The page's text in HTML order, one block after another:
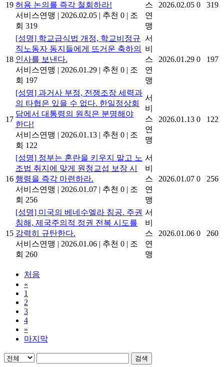
19 허용 논의를 즉각 철회하라!
서비스연맹 | 2026.02.05 | 추천 0 | 조
회 319
스
연
맹
2026.02.05 0 319
18
[성명] 학교급식법 개정, 학교비정규
직노동자 동지들에게 뜨거운 축하의
인사를 보낸다.
서비스연맹 | 2026.01.29 | 추천 0 | 조
회 197
서
비
스
연
맹
2026.01.29 0 197
17
[성명] 과거사 부정, 전쟁조장 세력과
의 타협은 있을 수 없다. 한일정상회
담에서 대통령의 원칙은 분명해야
한다!
서비스연맹 | 2026.01.13 | 추천 0 | 조
회 122
서
비
스
연
맹
2026.01.13 0 122
16
[성명] 정부는 혼란을 키우지 말고 노
조법 취지에 맞게 원청교섭 보장 시
행령을 즉각 마련하라.
서비스연맹 | 2026.01.07 | 추천 0 | 조
회 256
서
비
스
연
맹
2026.01.07 0 256
15
[성명] 미국의 베네수엘라 침공. 주권
침해, 제국주의적 정권 전복 시도를
강력히 규탄한다.
서비스연맹 | 2026.01.06 | 추천 0 | 조
회 260
서
비
스
연
맹
2026.01.06 0 260
처음
«
1
2
3
4
»
마지막
검색